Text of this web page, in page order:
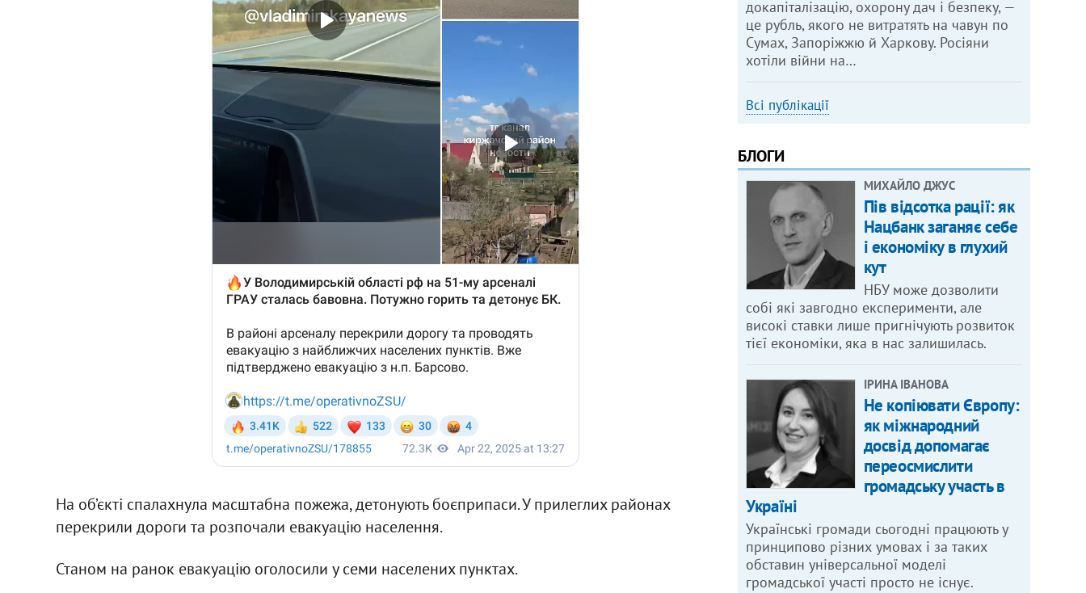
На об’єкті спалахнула масштабна пожежа, детонують боєприпаси. У прилеглих районах
перекрили дороги та розпочали евакуацію населення.
Станом на ранок евакуацію оголосили у семи населених пунктах.
докапіталізацію, охорону дач і безпеку, —
це рубль, якого не витратять на чавун по
Сумах, Запоріжжю й Харкову. Росіяни
хотіли війни на…
Всі публікації
БЛОГИ
МИХАЙЛО ДЖУС
Пів відсотка рації: як
Нацбанк заганяє себе
і економіку в глухий
кут
НБУ може дозволити
собі які завгодно експерименти, але
високі ставки лише пригнічують розвиток
тієї економіки, яка в нас залишилась.
ІРИНА ІВАНОВА
Не копіювати Європу:
як міжнародний
досвід допомагає
переосмислити
громадську участь в
Україні
Українські громади сьогодні працюють у
принципово різних умовах і за таких
обставин універсальної моделі
громадської участі просто не існує.